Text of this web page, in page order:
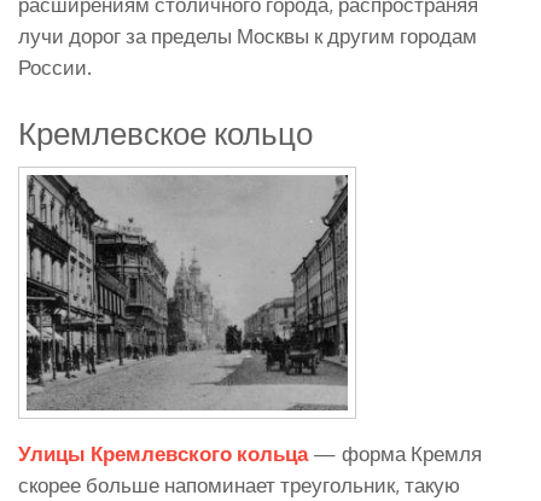
лучи дорог за пределы Москвы к другим городам
России.
Кремлевское кольцо
Улицы Кремлевского кольца— форма Кремля
скорее больше напоминает треугольник, такую